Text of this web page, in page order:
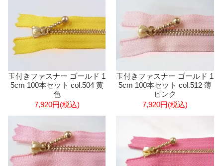
玉付きファスナー ゴールド 1
5cm 100本セット col.504 黄
色
7,920円(税込)
玉付きファスナー ゴールド 1
5cm 100本セット col.512 薄
ピンク
7,920円(税込)